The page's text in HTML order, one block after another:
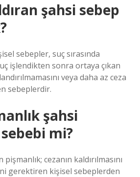
şahsi sebep
sebepler, suç sırasında
işlendikten sonra ortaya çıkan
veya daha az ceza
sebeplerdir.
şahsi
sebebi mi?
cezanın kaldırılmasını
gerektiren kişisel sebeplerden